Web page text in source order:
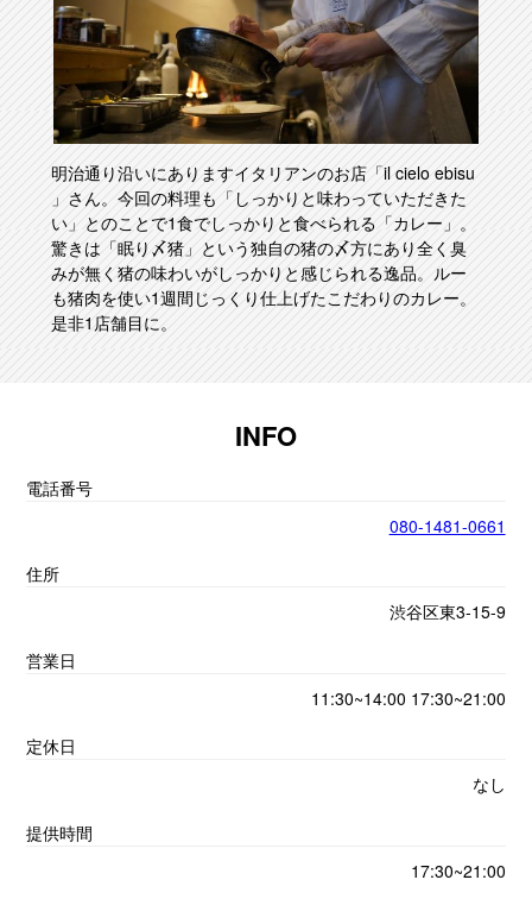
明治通り沿いにありますイタリアンのお店「il cielo ebisu
」さん。今回の料理も「しっかりと味わっていただきた
い」とのことで1食でしっかりと食べられる「カレー」。
驚きは「眠り〆猪」という独自の猪の〆方にあり全く臭
みが無く猪の味わいがしっかりと感じられる逸品。ルー
も猪肉を使い1週間じっくり仕上げたこだわりのカレー。
是非1店舗目に。
INFO
電話番号
080-1481-0661
住所
渋谷区東3‐15‐9
営業日
11:30~14:00 17:30~21:00
定休日
なし
提供時間
17:30~21:00